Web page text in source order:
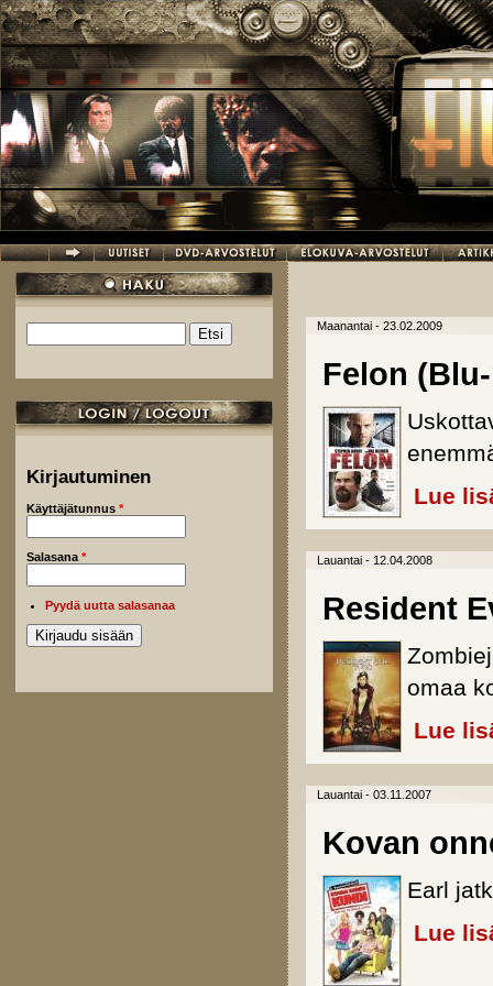
Hyppää pääsisältöön
Hakulomake
Kirjautuminen
Käyttäjätunnus *
Salasana *
Pyydä uutta salasanaa
Maanantai - 23.02.2009
Felon
Lue
Lauantai - 12.04.2008
Resident
omaa
Lue
Lauantai - 03.11.2007
Kovan
Earl
Lue